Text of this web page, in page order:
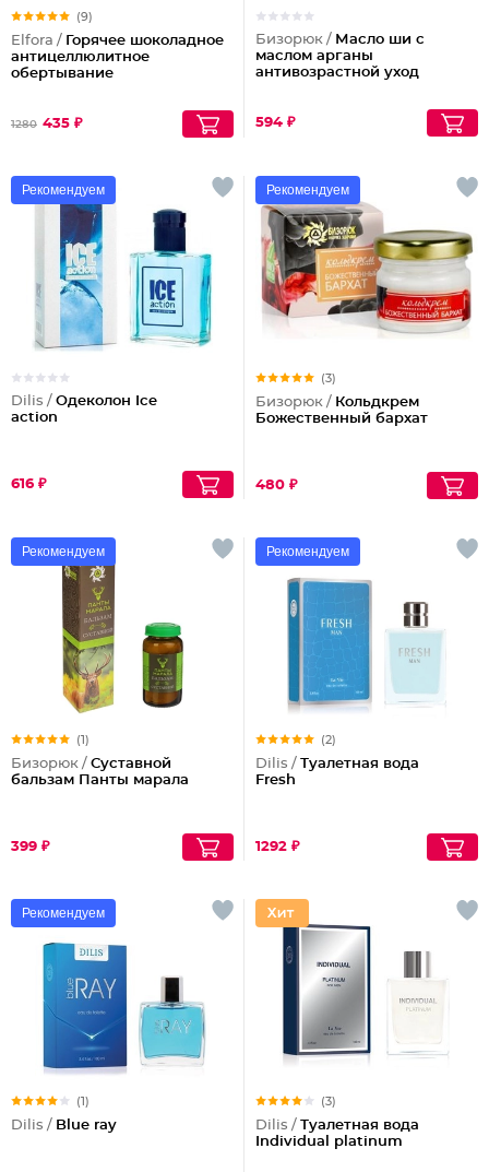
(9)
Elfora / Горячее шоколадное
антицеллюлитное
обертывание
1280 435 ₽
Бизорюк / Масло ши с
маслом арганы
антивозрастной уход
594 ₽
Рекомендуем
Dilis / Одеколон Ice
action
616 ₽
Рекомендуем
(3)
Бизорюк / Кольдкрем
Божественный бархат
480 ₽
Рекомендуем
(1)
Бизорюк / Суставной
бальзам Панты марала
399 ₽
Рекомендуем
(2)
Dilis / Туалетная вода
Fresh
1292 ₽
Рекомендуем
(1)
Dilis / Blue ray
(3)
Dilis / Туалетная вода
Individual platinum